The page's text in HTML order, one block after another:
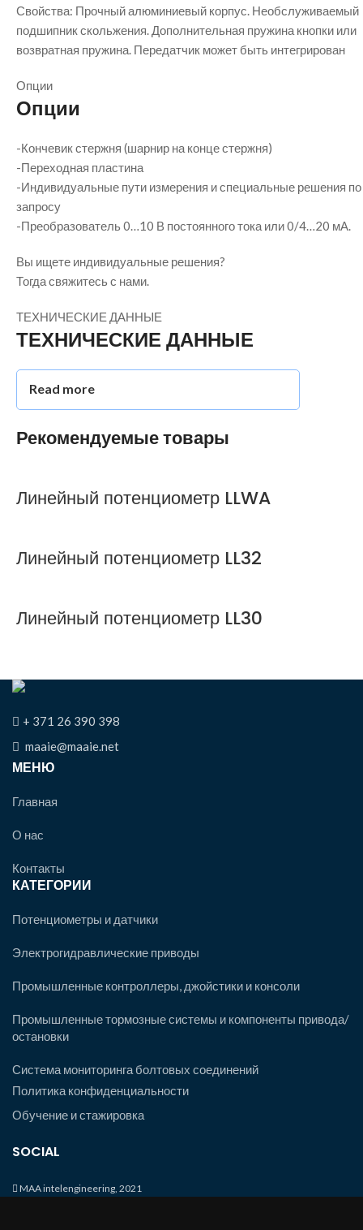
Свойства: Прочный алюминиевый корпус. Необслуживаемый
подшипник скольжения. Дополнительная пружина кнопки или
возвратная пружина. Передатчик может быть интегрирован
Опции
Опции
-Кончевик стержня (шарнир на конце стержня)
-Переходная пластина
-Индивидуальные пути измерения и специальные решения по
запросу
-Преобразователь 0…10 В постоянного тока или 0/4…20 мА.
Вы ищете индивидуальные решения?
Тогда свяжитесь с нами.
ТЕХНИЧЕСКИЕ ДАННЫЕ
ТЕХНИЧЕСКИЕ ДАННЫЕ
Read more
Рекомендуемые товары
Линейный потенциометр LLWA
Линейный потенциометр LL32
Линейный потенциометр LL30
+ 371 26 390 398
maaie@maaie.net
МЕНЮ
Главная
О нас
Контакты
КАТЕГОРИИ
Потенциометры и датчики
Электрогидравлические приводы
Промышленные контроллеры, джойстики и консоли
Промышленные тормозные системы и компоненты привода/
остановки
Система мониторинга болтовых соединений
Политика конфиденциальности
Обучение и стажировка
SOCIAL
MAA intelengineering, 2021